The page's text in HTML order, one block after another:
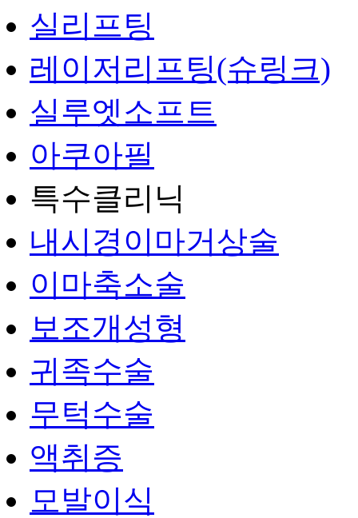
실리프팅
레이저리프팅(슈링크)
실루엣소프트
아쿠아필
특수클리닉
내시경이마거상술
이마축소술
보조개성형
귀족수술
무턱수술
액취증
모발이식